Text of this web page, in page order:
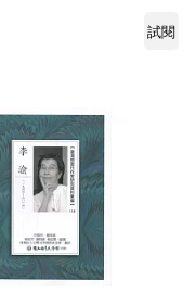
試閱